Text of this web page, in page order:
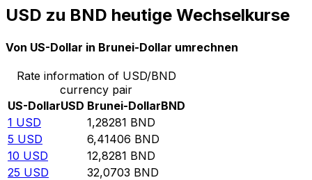
USD zu BND heutige Wechselkurse
Von US-Dollar in Brunei-Dollar umrechnen
Rate information of USD/BND
currency pair
US-DollarUSD Brunei-DollarBND
1 USD 1,28281 BND
5 USD 6,41406 BND
10 USD 12,8281 BND
25 USD 32,0703 BND